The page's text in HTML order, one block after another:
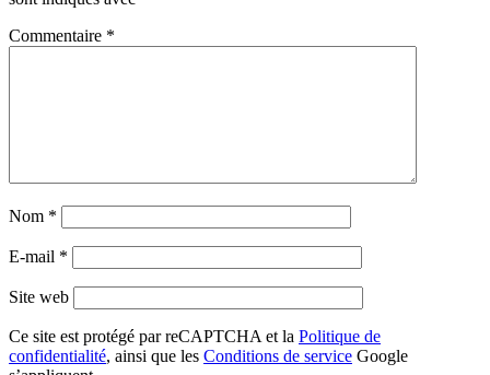
Commentaire *
Nom *
E-mail *
Site web
Ce site est protégé par reCAPTCHA et la Politique de
confidentialité, ainsi que les Conditions de service Google